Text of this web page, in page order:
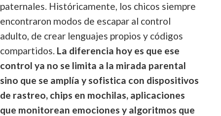
paternales. Históricamente, los chicos siempre
encontraron modos de escapar al control
adulto, de crear lenguajes propios y códigos
compartidos. La diferencia hoy es que ese
control ya no se limita a la mirada parental
sino que se amplía y sofistica con dispositivos
de rastreo, chips en mochilas, aplicaciones
que monitorean emociones y algoritmos que